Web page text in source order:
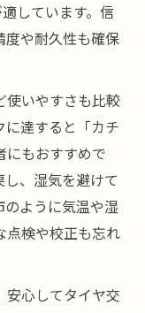
しています。信
度や耐久性も確保
使いやすさも比較
に達すると「カチ
にもおすすめで
、湿気を避けて
ように気温や湿
点検や校正も忘れ
安心してタイヤ交